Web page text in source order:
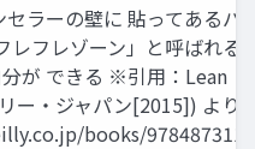
セラーの壁に 貼ってあるバ
レフレゾーン」と呼ばれる
が できる ※引用：Lean
ー・ジャパン[2015]) より
books/